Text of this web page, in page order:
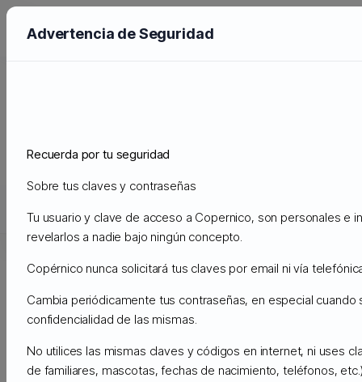
WordPress?
Soporte
Mis Tickets de Soporte Anuncios Preguntas Frecuentes -
complemento en WordPress?
Imprimir
Si su complemento de WordPress no funciona
Advertencia de Seguridad
Recuerda por tu seguridad
Sobre tus claves y contraseñas
Tu usuario y clave de acceso a Copernico, son personales e
revelarlos a nadie bajo ningún concepto.
Copérnico nunca solicitará tus claves por email ni vía
Cambia periódicamente tus contraseñas, en especial
confidencialidad de las mismas.
No utilices las mismas claves y códigos en internet, ni uses
de familiares, mascotas, fechas de nacimiento, teléfonos,